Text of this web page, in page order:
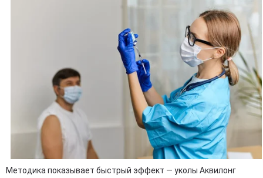
Методика показывает быстрый эффект — уколы Аквилонг